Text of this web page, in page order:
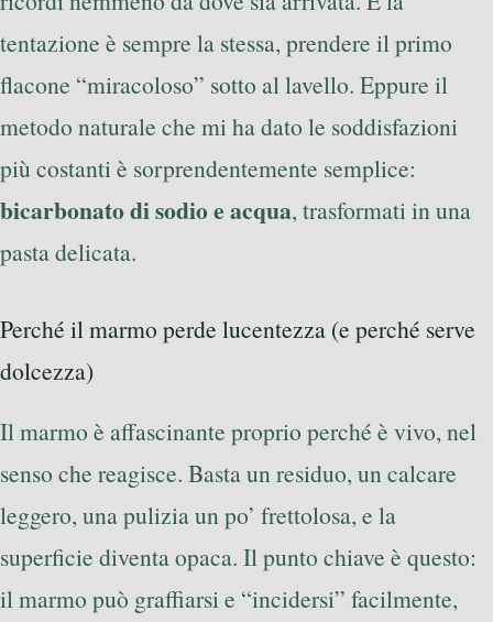
tentazione è sempre la stessa, prendere il primo
flacone “miracoloso” sotto al lavello. Eppure il
metodo naturale che mi ha dato le soddisfazioni
più costanti è sorprendentemente semplice:
bicarbonato di sodio e acqua, trasformati in una
pasta delicata.
Perché il marmo perde lucentezza (e perché serve
dolcezza)
Il marmo è affascinante proprio perché è vivo, nel
senso che reagisce. Basta un residuo, un calcare
leggero, una pulizia un po’ frettolosa, e la
superficie diventa opaca. Il punto chiave è questo:
il marmo può graffiarsi e “incidersi” facilmente,